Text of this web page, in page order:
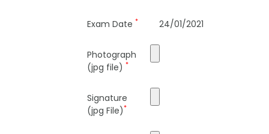
Exam Date * 24/01/2021
Photograph
(jpg file) *
Signature
(jpg File)*